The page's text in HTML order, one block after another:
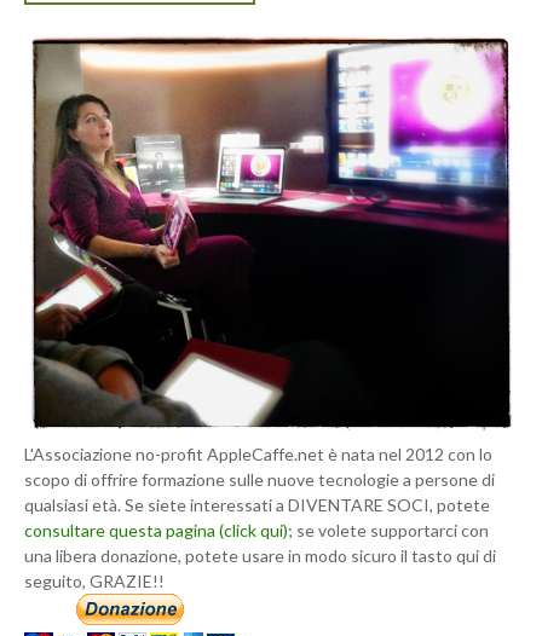
L'Associazione no-profit AppleCaffe.net è nata nel 2012 con lo
scopo di offrire formazione sulle nuove tecnologie a persone di
qualsiasi età. Se siete interessati a DIVENTARE SOCI, potete
consultare questa pagina (click qui); se volete supportarci con
una libera donazione, potete usare in modo sicuro il tasto qui di
seguito, GRAZIE!!